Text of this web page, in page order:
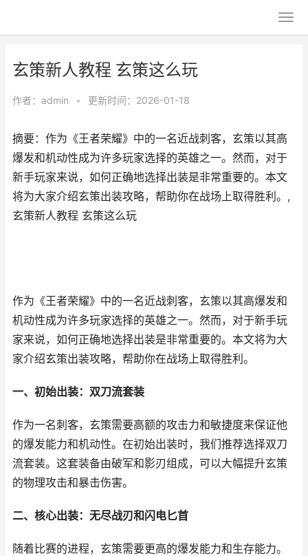
玄策新人教程 玄策这么玩
作者： admin • 更新时间：2026-01-18
摘要：作为《王者荣耀》中的一名近战刺客，玄策以其高
爆发和机动性成为许多玩家选择的英雄之一。然而，对于
新手玩家来说，如何正确地选择出装是非常重要的。本文
将为大家介绍玄策出装攻略，帮助你在战场上取得胜利。,
玄策新人教程 玄策这么玩
作为《王者荣耀》中的一名近战刺客，玄策以其高爆发和
机动性成为许多玩家选择的英雄之一。然而，对于新手玩
家来说，如何正确地选择出装是非常重要的。本文将为大
家介绍玄策出装攻略，帮助你在战场上取得胜利。
一、初始出装：双刀流套装
作为一名刺客，玄策需要高额的攻击力和敏捷度来保证他
的爆发能力和机动性。在初始出装时，我们推荐选择双刀
流套装。这套装备由破军和影刃组成，可以大幅提升玄策
的物理攻击和暴击伤害。
二、核心出装：无尽战刃和闪电匕首
随着比赛的进程，玄策需要更高的爆发能力和生存能力。